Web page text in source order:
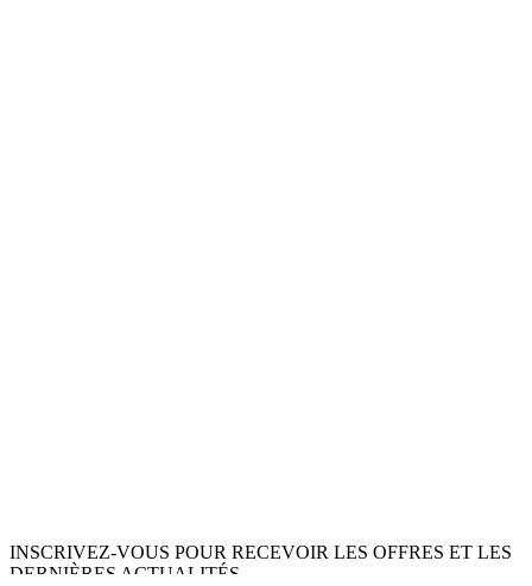
INSCRIVEZ-VOUS POUR RECEVOIR LES OFFRES ET LES
DERNIÈRES ACTUALITÉS.